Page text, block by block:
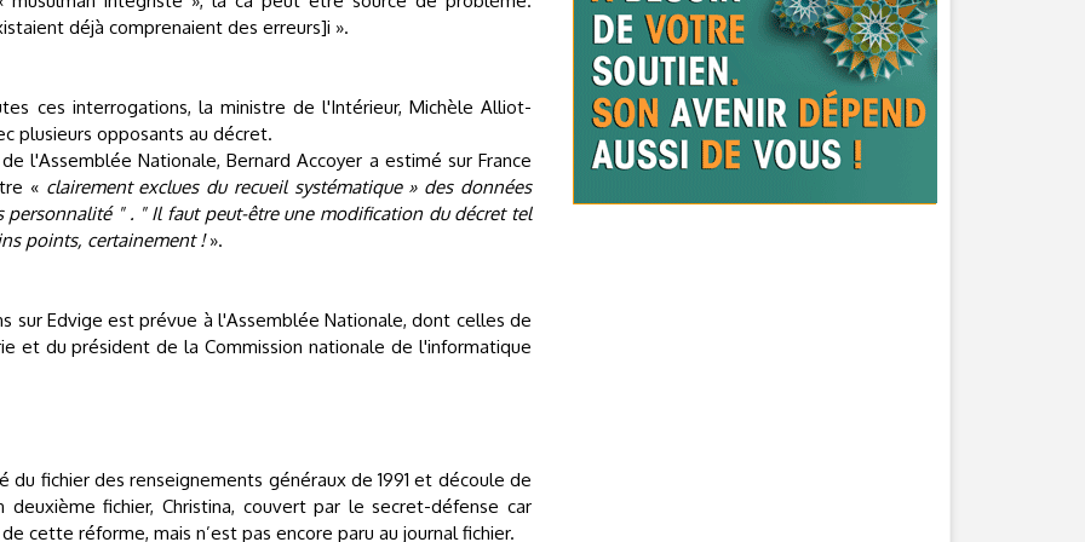
déjà comprenaient des erreurs]i ».
ces interrogations, la ministre de l'Intérieur, Michèle Alliot-
plusieurs opposants au décret.
l'Assemblée Nationale, Bernard Accoyer a estimé sur France
« clairement exclues du recueil systématique » des données
personnalité " . " Il faut peut-être une modification du décret tel
points, certainement !».
sur Edvige est prévue à l'Assemblée Nationale, dont celles de
et du président de la Commission nationale de l'informatique
du fichier des renseignements généraux de 1991 et découle de
fichier, Christina, couvert par le secret-défense car
cette réforme, mais n’est pas encore paru au journal fichier.